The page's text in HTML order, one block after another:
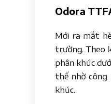
Odora
Mới ra mắt
trường. Theo
phân khúc
thế nhờ công
khúc.